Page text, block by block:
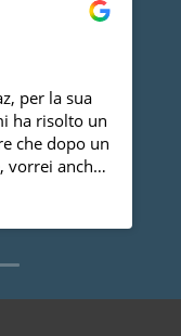
per la sua
ha risolto un
che dopo un
vorrei anche
cosa